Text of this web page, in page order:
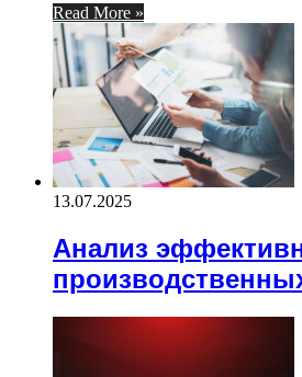
Read More »
13.07.2025
Анализ